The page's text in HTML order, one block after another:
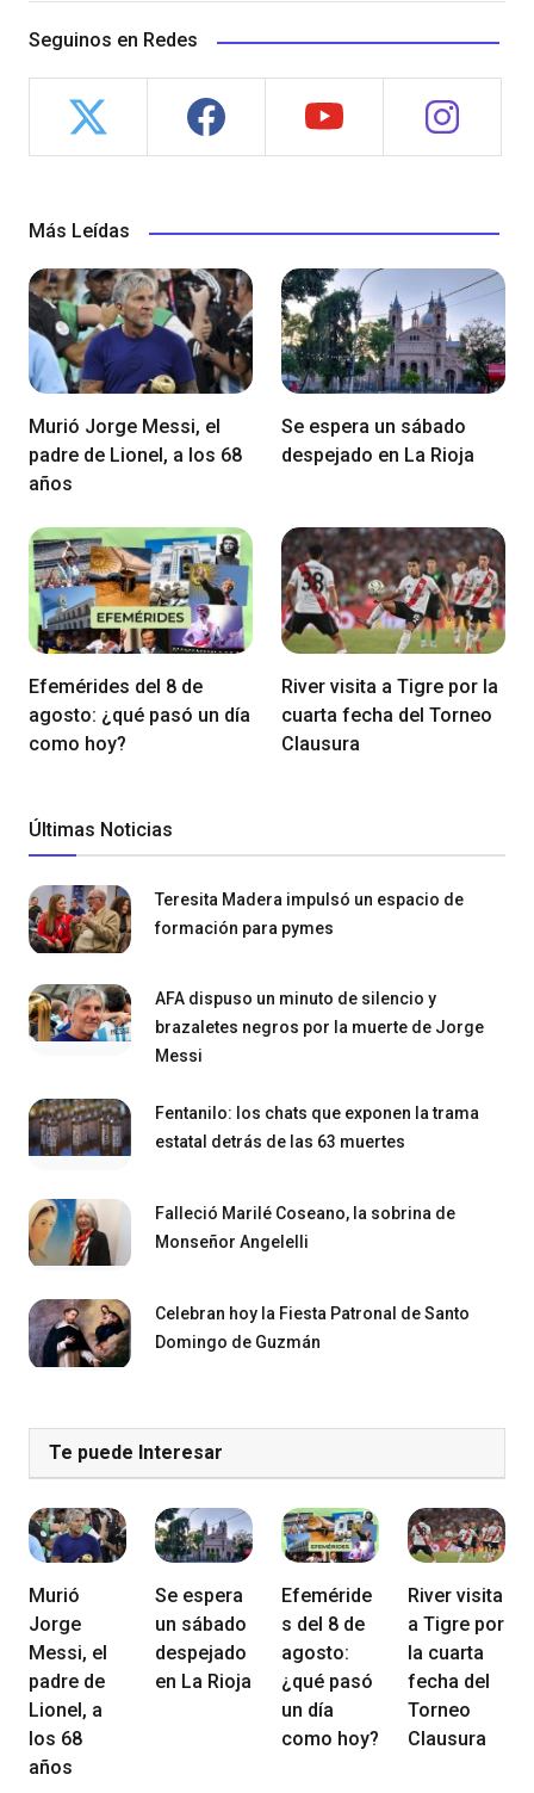
Seguinos en Redes
Más Leídas
Murió Jorge Messi, el
padre de Lionel, a los 68
años
Se espera un sábado
despejado en La Rioja
Efemérides del 8 de
agosto: ¿qué pasó un día
como hoy?
River visita a Tigre por la
cuarta fecha del Torneo
Clausura
Últimas Noticias
Teresita Madera impulsó un espacio de
formación para pymes
AFA dispuso un minuto de silencio y
brazaletes negros por la muerte de Jorge
Messi
Fentanilo: los chats que exponen la trama
estatal detrás de las 63 muertes
Falleció Marilé Coseano, la sobrina de
Monseñor Angelelli
Celebran hoy la Fiesta Patronal de Santo
Domingo de Guzmán
Te puede Interesar
Murió
Jorge
Messi, el
padre de
Lionel, a
los 68
años
Se espera
un sábado
despejado
en La Rioja
Efeméride
s del 8 de
agosto:
¿qué pasó
un día
como hoy?
River visita
a Tigre por
la cuarta
fecha del
Torneo
Clausura